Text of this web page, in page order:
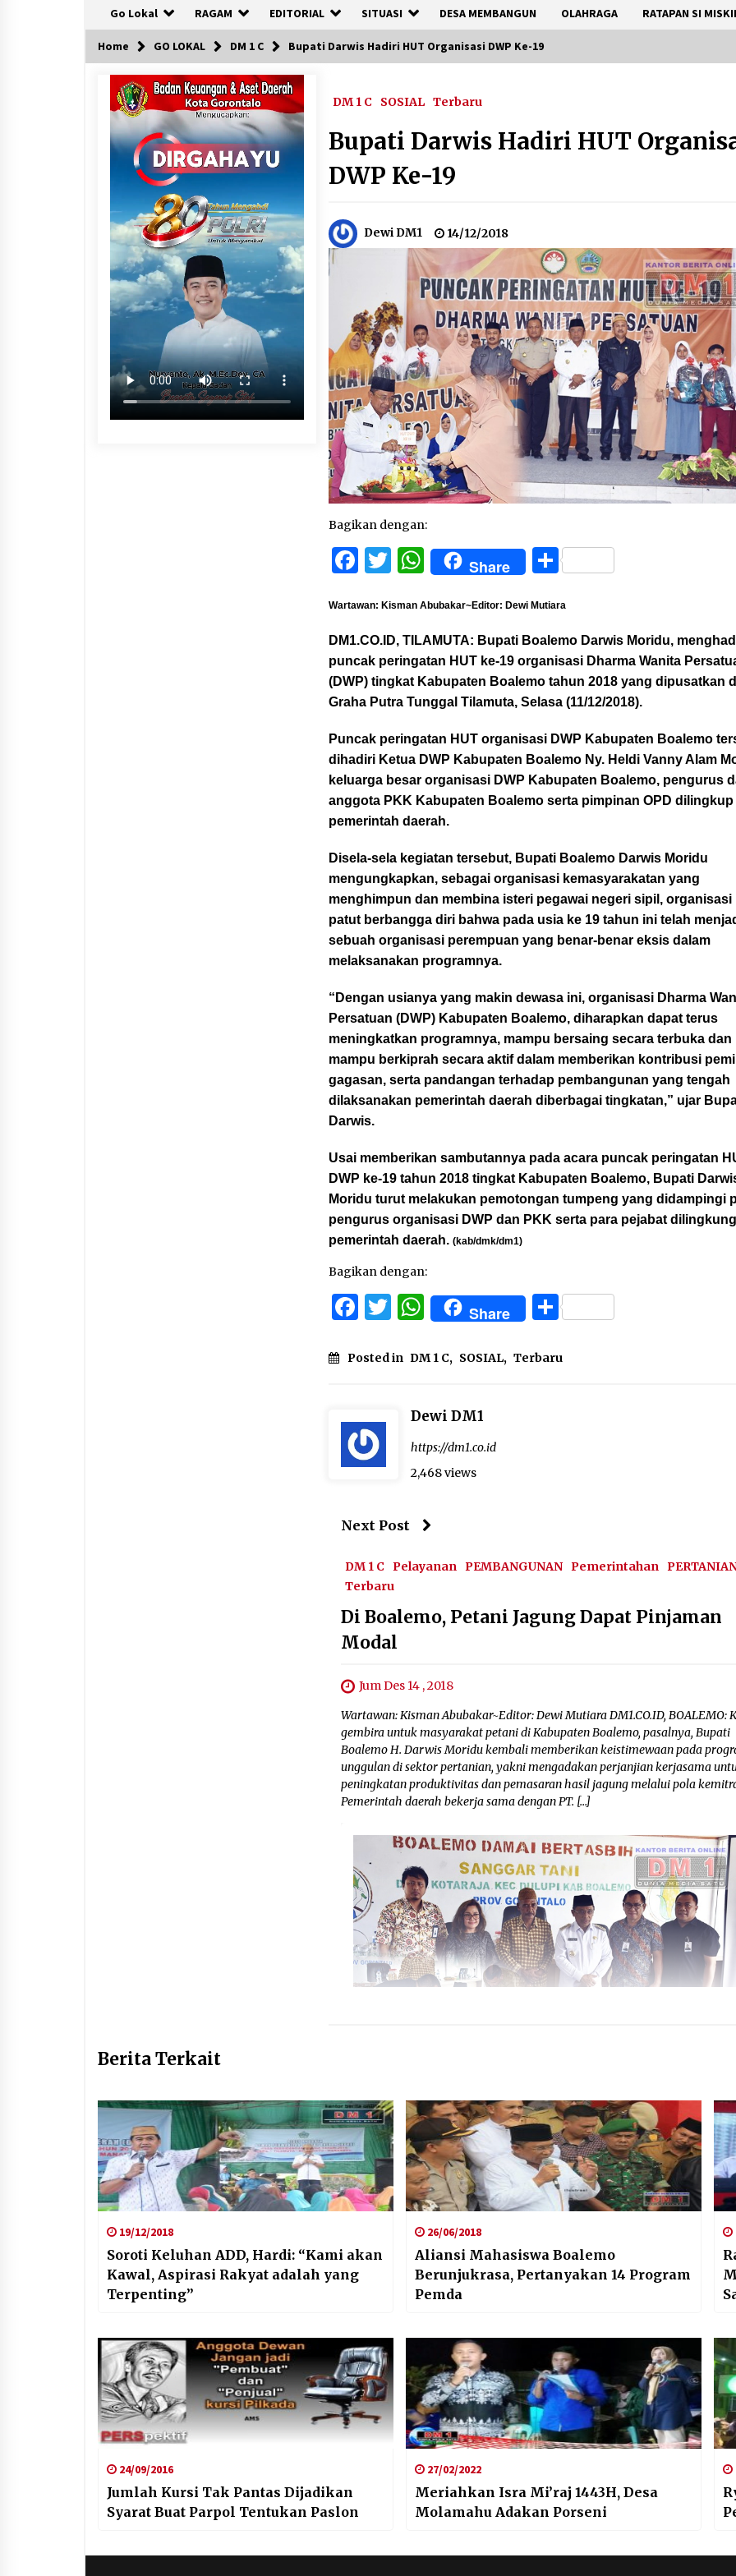
Go Lokal RAGAM EDITORIAL SITUASI DESA MEMBANGUN OLAHRAGA RATAPAN SI
Home GO LOKAL DM 1 C Bupati Darwis Hadiri HUT Organisasi DWP Ke-19
DM 1 C SOSIAL Terbaru
Bupati Darwis Hadiri HUT
DWP Ke-19
Dewi DM1 14/12/2018
Bagikan dengan:
Facebook
Twitter
WhatsApp
Share Share
Wartawan: Kisman Abubakar~Editor: Dewi Mutiara
DM1.CO.ID, TILAMUTA: Bupati Boalemo Darwis Moridu,
puncak peringatan HUT ke-19 organisasi Dharma Wanita
(DWP) tingkat Kabupaten Boalemo tahun 2018 yang dipusatkan
Graha Putra Tunggal Tilamuta, Selasa (11/12/2018).
Puncak peringatan HUT organisasi DWP Kabupaten Boalemo
dihadiri Ketua DWP Kabupaten Boalemo Ny. Heldi Vanny Alam
keluarga besar organisasi DWP Kabupaten Boalemo, pengurus
anggota PKK Kabupaten Boalemo serta pimpinan OPD dilingkup
pemerintah daerah.
Disela-sela kegiatan tersebut, Bupati Boalemo Darwis Moridu
mengungkapkan, sebagai organisasi kemasyarakatan yang
menghimpun dan membina isteri pegawai negeri sipil, organisasi
patut berbangga diri bahwa pada usia ke 19 tahun ini telah
sebuah organisasi perempuan yang benar-benar eksis dalam
melaksanakan programnya.
“Dengan usianya yang makin dewasa ini, organisasi Dharma
Persatuan (DWP) Kabupaten Boalemo, diharapkan dapat terus
meningkatkan programnya, mampu bersaing secara terbuka dan
mampu berkiprah secara aktif dalam memberikan kontribusi
gagasan, serta pandangan terhadap pembangunan yang tengah
dilaksanakan pemerintah daerah diberbagai tingkatan,” ujar
Darwis.
Usai memberikan sambutannya pada acara puncak peringatan
DWP ke-19 tahun 2018 tingkat Kabupaten Boalemo, Bupati
Moridu turut melakukan pemotongan tumpeng yang didampingi
pengurus organisasi DWP dan PKK serta para pejabat
pemerintah daerah.(kab/dmk/dm1)
Bagikan dengan:
Facebook
Twitter
WhatsApp
Share Share
Posted in DM 1 C, SOSIAL, Terbaru
Dewi DM1
https://dm1.co.id
2,468 views
Next Post
DM 1 C Pelayanan PEMBANGUNAN Pemerintahan
Terbaru
Di Boalemo, Petani Jagung Dapat Pinjaman
Modal
Jum Des 14 , 2018
Wartawan: Kisman Abubakar~Editor: Dewi Mutiara DM1.CO.ID, BOALEMO:
gembira untuk masyarakat petani di Kabupaten Boalemo, pasalnya, Bupati
Boalemo H. Darwis Moridu kembali memberikan keistimewaan pada
unggulan di sektor pertanian, yakni mengadakan perjanjian kerjasama
peningkatan produktivitas dan pemasaran hasil jagung melalui pola
Pemerintah daerah bekerja sama dengan PT. […]
Berita Terkait
19/12/2018
Soroti Keluhan ADD, Hardi: “Kami akan
Kawal, Aspirasi Rakyat adalah yang
Terpenting”
26/06/2018
Aliansi Mahasiswa Boalemo
Berunjukrasa, Pertanyakan 14 Program
Pemda
24/09/2016
Jumlah Kursi Tak Pantas Dijadikan
Syarat Buat Parpol Tentukan Paslon
27/02/2022
Meriahkan Isra Mi’raj 1443H, Desa
Molamahu Adakan Porseni